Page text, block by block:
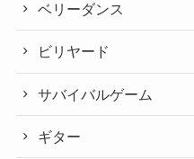
ベリーダンス
ビリヤード
サバイバルゲーム
ギター